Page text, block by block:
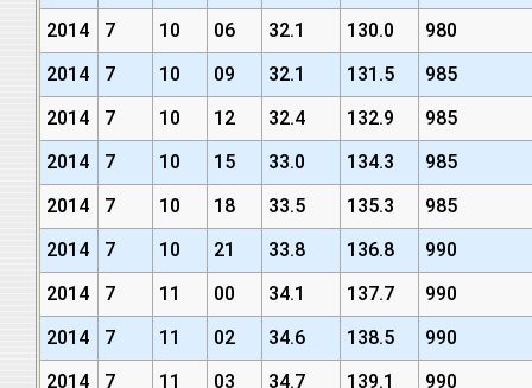
2014
7 10 06 32.1 130.0
980
2014
7 10 09 32.1 131.5
985
2014
7 10 12 32.4 132.9
985
2014
7 10 15 33.0 134.3
985
2014
7 10 18 33.5 135.3
985
2014
7 10 21 33.8 136.8
990
2014
7 11 00 34.1 137.7
990
2014
7 11 02 34.6 138.5
990
2014
7 11 03 34.7 139.1
990